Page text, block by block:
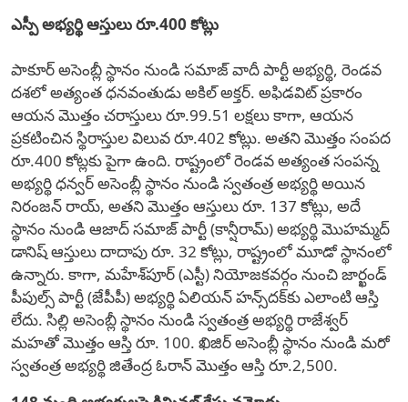
ఎస్పీ అభ్యర్థి ఆస్తులు రూ.400 కోట్లు
పాకూర్ అసెంబ్లీ స్థానం నుండి సమాజ్ వాదీ పార్టీ అభ్యర్థి, రెండవ
దశలో అత్యంత ధనవంతుడు అకిల్ అక్తర్. అఫిడవిట్ ప్రకారం
ఆయన మొత్తం చరాస్తులు రూ.99.51 లక్షలు కాగా, ఆయన
ప్రకటించిన స్థిరాస్తుల విలువ రూ.402 కోట్లు. అతని మొత్తం సంపద
రూ.400 కోట్లకు పైగా ఉంది. రాష్ట్రంలో రెండవ అత్యంత సంపన్న
అభ్యర్థి ధన్వర్ అసెంబ్లీ స్థానం నుండి స్వతంత్ర అభ్యర్థి అయిన
నిరంజన్ రాయ్, అతని మొత్తం ఆస్తులు రూ. 137 కోట్లు, అదే
స్థానం నుండి ఆజాద్ సమాజ్ పార్టీ (కాన్షీరామ్) అభ్యర్థి మొహమ్మద్
డానిష్ ఆస్తులు దాదాపు రూ. 32 కోట్లు, రాష్ట్రంలో మూడో స్థానంలో
ఉన్నారు. కాగా, మహేశ్‌పూర్ (ఎస్టీ) నియోజకవర్గం నుంచి జార్ఖండ్
పీపుల్స్ పార్టీ (జేపీపీ) అభ్యర్థి ఏలియన్ హన్స్‌దక్‌కు ఎలాంటి ఆస్తి
లేదు. సిల్లి అసెంబ్లీ స్థానం నుండి స్వతంత్ర అభ్యర్థి రాజేశ్వర్
మహతో మొత్తం ఆస్తి రూ. 100. ఖిజిర్ అసెంబ్లీ స్థానం నుండి మరో
స్వతంత్ర అభ్యర్థి జితేంద్ర ఓరాన్ మొత్తం ఆస్తి రూ.2,500.